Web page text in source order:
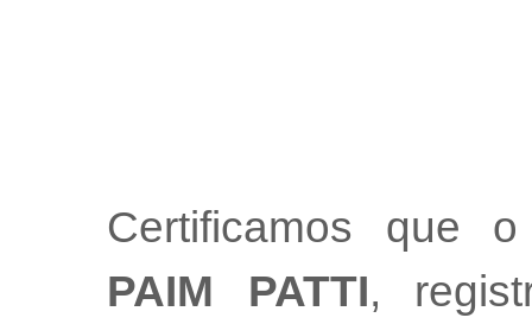
Certificamos que
PAIM PATTI,